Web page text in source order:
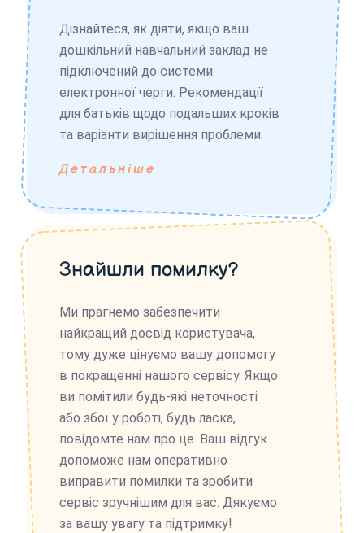
Дізнайтеся, як діяти, якщо ваш
дошкільний навчальний заклад не
підключений до системи
електронної черги. Рекомендації
для батьків щодо подальших кроків
та варіанти вирішення проблеми.
Детальніше
Знайшли помилку?
Ми прагнемо забезпечити
найкращий досвід користувача,
тому дуже цінуємо вашу допомогу
в покращенні нашого сервісу. Якщо
ви помітили будь-які неточності
або збої у роботі, будь ласка,
повідомте нам про це. Ваш відгук
допоможе нам оперативно
виправити помилки та зробити
сервіс зручнішим для вас. Дякуємо
за вашу увагу та підтримку!